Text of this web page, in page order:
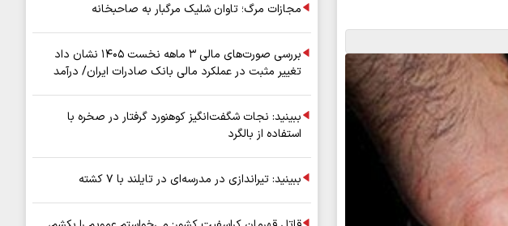
مجازات مرگ؛ تاوان شلیک مرگبار به صاحبخانه
بررسی صورت‌های مالی ۳ ماهه نخست ۱۴۰۵ نشان داد
تغییر مثبت در عملکرد مالی بانک صادرات ایران/ درآمد
ببینید: نجات شگفت‌انگیز کوهنورد گرفتار در صخره با
استفاده از بالگرد
ببینید: تیراندازی در مدرسه‌ای در تایلند با ۷ کشته